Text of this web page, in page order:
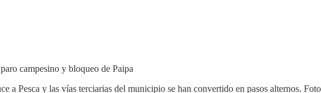
a Pesca y las vías terciarias del municipio se han convertido en pasos alternos.